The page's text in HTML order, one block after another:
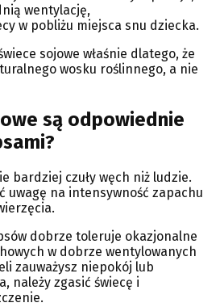
wentylację,
w pobliżu miejsca snu dziecka.
sojowe właśnie dlatego, że
wosku roślinnego, a nie
są odpowiednie
bardziej czuły węch niż ludzie.
uwagę na intensywność zapachu
dobrze toleruje okazjonalne
w dobrze wentylowanych
zauważysz niepokój lub
należy zgasić świecę i